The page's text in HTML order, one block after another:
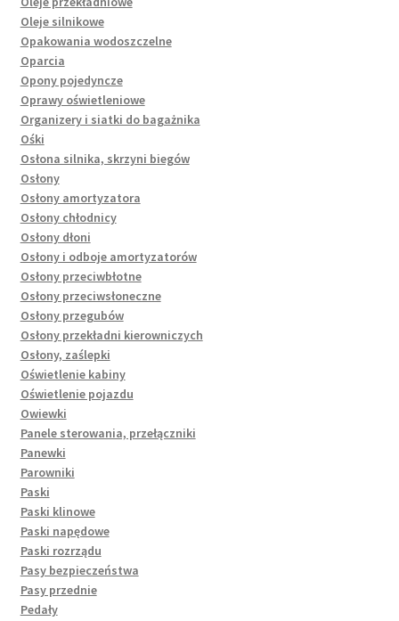
Oleje silnikowe
Opakowania wodoszczelne
Oparcia
Opony pojedyncze
Oprawy oświetleniowe
Organizery i siatki do bagażnika
Ośki
Osłona silnika, skrzyni biegów
Osłony
Osłony amortyzatora
Osłony chłodnicy
Osłony dłoni
Osłony i odboje amortyzatorów
Osłony przeciwbłotne
Osłony przeciwsłoneczne
Osłony przegubów
Osłony przekładni kierowniczych
Osłony, zaślepki
Oświetlenie kabiny
Oświetlenie pojazdu
Owiewki
Panele sterowania, przełączniki
Panewki
Parowniki
Paski
Paski klinowe
Paski napędowe
Paski rozrządu
Pasy bezpieczeństwa
Pasy przednie
Pedały